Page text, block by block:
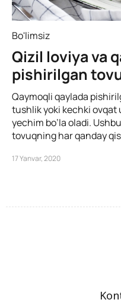
Bo'limsiz
Qizil loviya va
pishirilgan
Qaymoqli qaylada
tushlik yoki kechki ovqat
yechim bo’la oladi.
tovuqning har qanday
17 Yanvar, 2020